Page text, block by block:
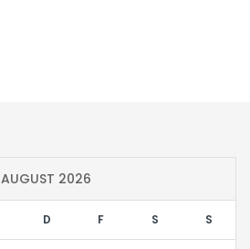
AUGUST 2026
D F S S